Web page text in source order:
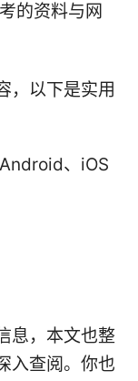
的资料与网
，以下是实用
、iOS
息，本文也整
入查阅。你也